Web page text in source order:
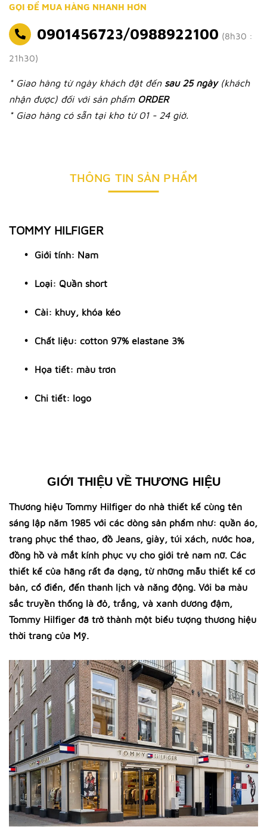
GỌI ĐỂ MUA HÀNG NHANH HƠN
0901456723/0988922100 (8h30 :
21h30)
* Giao hàng từ ngày khách đặt đến sau 25 ngày (khách
nhận được) đối với sản phẩm ORDER
* Giao hàng có sẵn tại kho từ 01 - 24 giờ.
THÔNG TIN SẢN PHẨM
TOMMY HILFIGER
Giới tính: Nam
Loại: Quần short
Cài: khuy, khóa kéo
Chất liệu: cotton 97% elastane 3%
Họa tiết: màu trơn
Chi tiết: logo
GIỚI THIỆU VỀ THƯƠNG HIỆU
Thương hiệu Tommy Hilfiger do nhà thiết kế cùng tên
sáng lập năm 1985 với các dòng sản phẩm như: quần áo,
trang phục thể thao, đồ Jeans, giày, túi xách, nước hoa,
đồng hồ và mắt kính phục vụ cho giới trẻ nam nữ. Các
thiết kế của hãng rất đa dạng, từ những mẫu thiết kế cơ
bản, cổ điển, đến thanh lịch và năng động. Với ba màu
sắc truyền thống là đỏ, trắng, và xanh dương đậm,
Tommy Hilfiger đã trở thành một biểu tượng thương hiệu
thời trang của Mỹ.